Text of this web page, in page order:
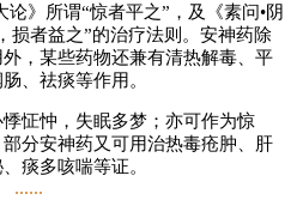
》所谓“惊者平之”，及《素问•阴
损者益之”的治疗法则。安神药除
，某些药物还兼有清热解毒、平
、祛痰等作用。
怔忡，失眠多梦；亦可作为惊
分安神药又可用治热毒疮肿、肝
痰多咳喘等证。
怔忡，失眠多梦；亦可作为惊
......